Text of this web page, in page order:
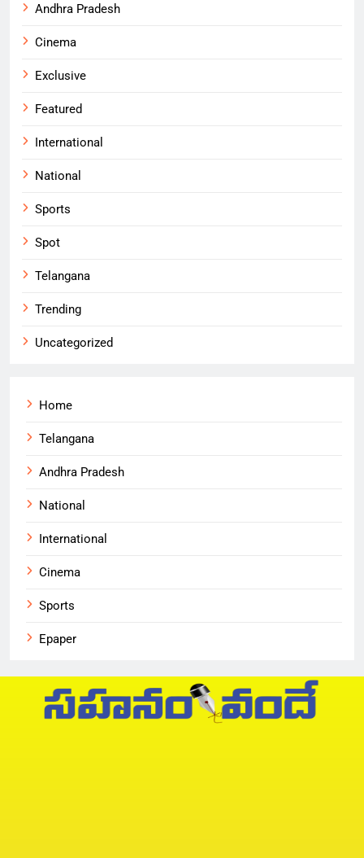
Andhra Pradesh
Cinema
Exclusive
Featured
International
National
Sports
Spot
Telangana
Trending
Uncategorized
Home
Telangana
Andhra Pradesh
National
International
Cinema
Sports
Epaper